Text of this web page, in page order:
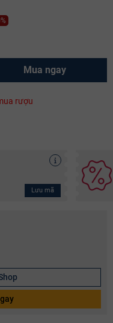
Mua ngay
rượu
Lưu mã